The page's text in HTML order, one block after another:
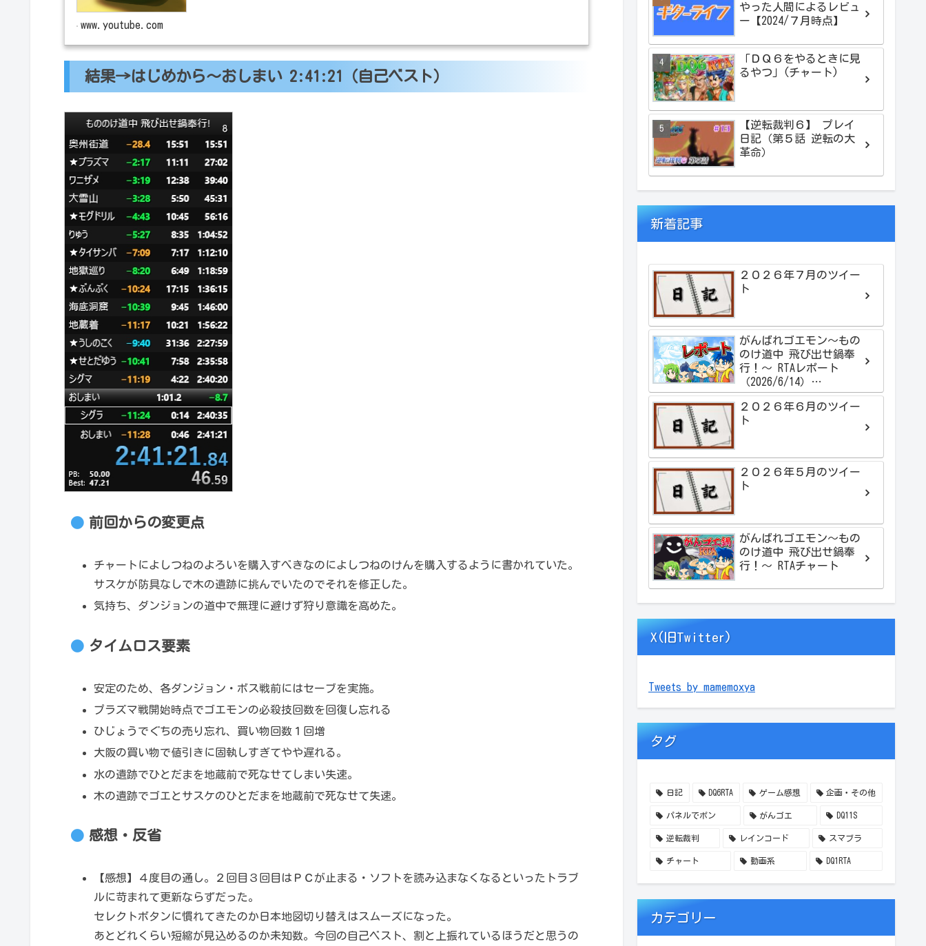
www.youtube.com
結果→はじめから～おしまい 2:41:21（自己ベスト）
前回からの変更点
チャートによしつねのよろいを購入すべきなのによしつねのけんを購入するように書かれていた。
サスケが防具なしで木の遺跡に挑んでいたのでそれを修正した。
気持ち、ダンジョンの道中で無理に避けず狩り意識を高めた。
タイムロス要素
安定のため、各ダンジョン・ボス戦前にはセーブを実施。
プラズマ戦開始時点でゴエモンの必殺技回数を回復し忘れる
ひじょうでぐちの売り忘れ、買い物回数１回増
大阪の買い物で値引きに固執しすぎてやや遅れる。
水の遺跡でひとだまを地蔵前で死なせてしまい失速。
木の遺跡でゴエとサスケのひとだまを地蔵前で死なせて失速。
感想・反省
【感想】４度目の通し。２回目３回目はＰＣが止まる・ソフトを読み込まなくなるといったトラブ
ルに苛まれて更新ならずだった。
セレクトボタンに慣れてきたのか日本地図切り替えはスムーズになった。
あとどれくらい短縮が見込めるのか未知数。今回の自己ベスト、割と上振れているほうだと思うの
やった人間によるレビュ
ー【2024/７月時点】
「ＤＱ６をやるときに見
るやつ」(チャート)
【逆転裁判６】 プレイ
日記（第５話 逆転の大
革命）
新着記事
２０２６年７月のツイー
ト
がんばれゴエモン～もの
のけ道中 飛び出せ鍋奉
行！～ RTAレポート
（2026/6/14）
【2:01:16】
２０２６年６月のツイー
ト
２０２６年５月のツイー
ト
がんばれゴエモン～もの
のけ道中 飛び出せ鍋奉
行！～ RTAチャート
X(旧Twitter)
Tweets by mamemoxya
タグ
日記 DQ6RTA ゲーム感想 企画・その他
パネルでポン がんゴエ DQ11S
逆転裁判 レインコード スマブラ
チャート 動画系 DQ1RTA
カテゴリー